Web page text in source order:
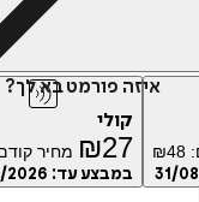
איזה פורמט בא לך?
₪ 27 מחיר קודם: ₪39
במבצע עד:31/08/2026